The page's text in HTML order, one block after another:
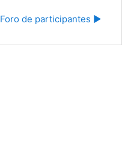
Foro de participantes ▶︎